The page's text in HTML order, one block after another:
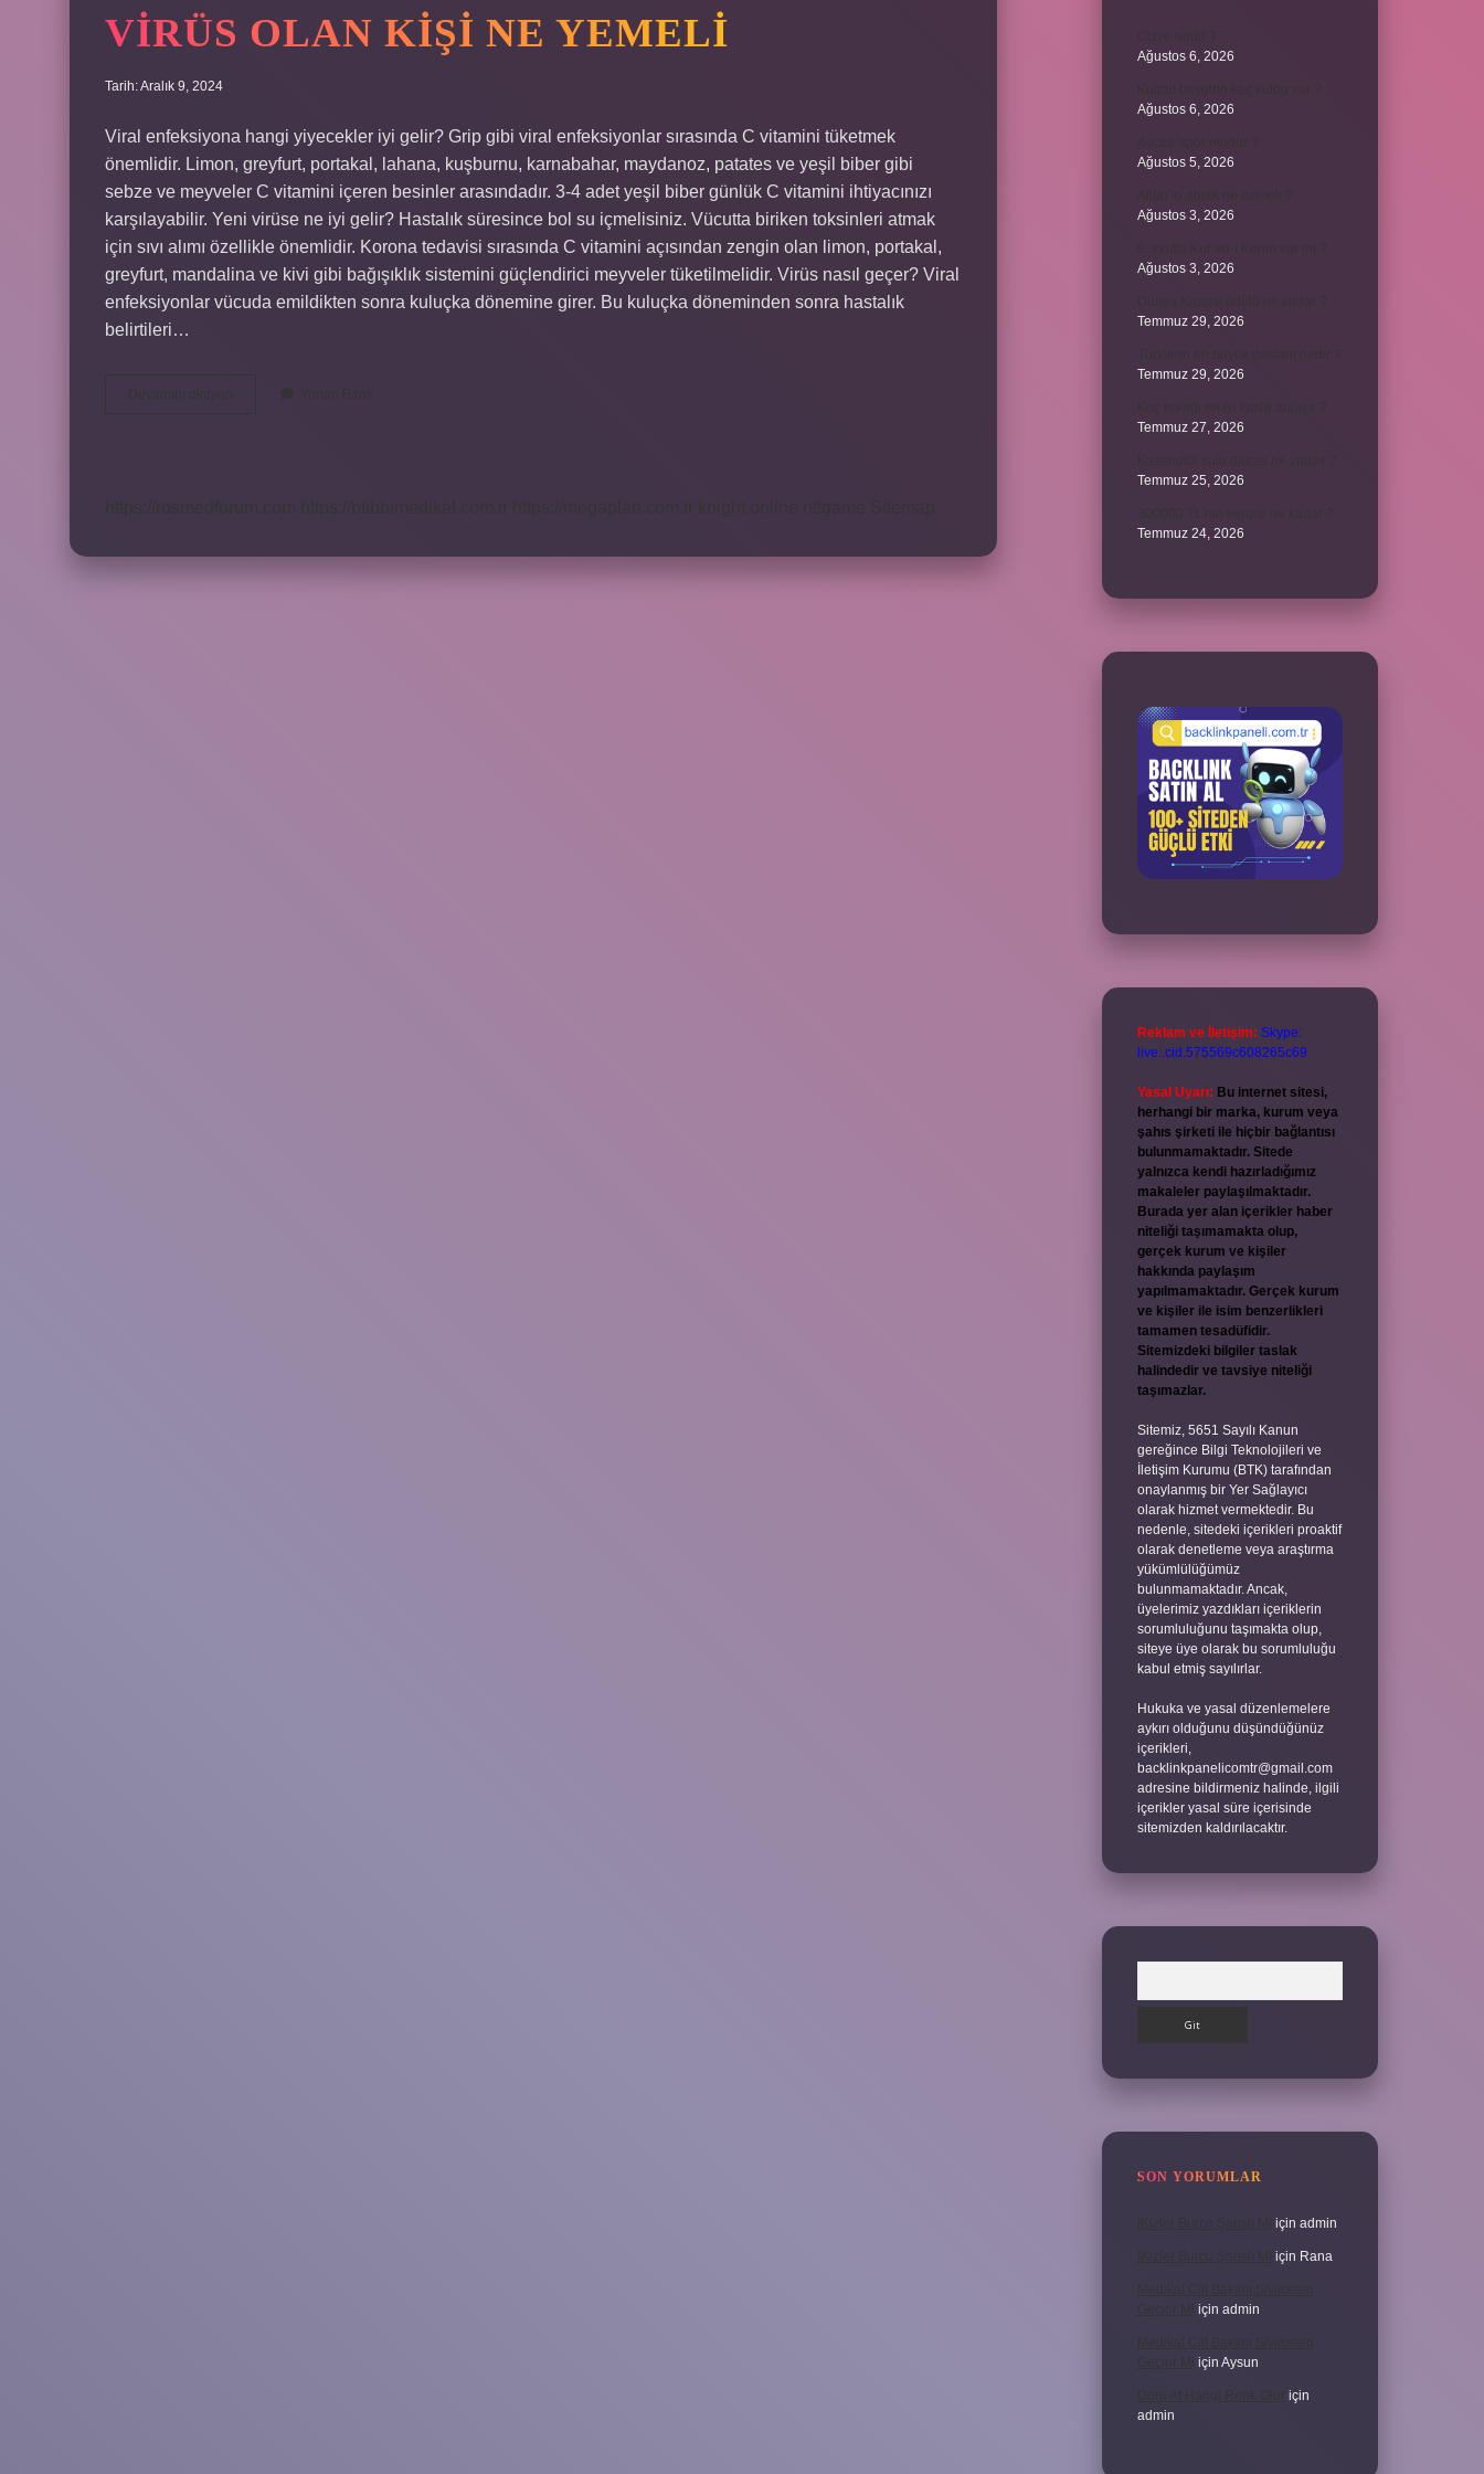
VIRÜS OLAN KIŞI NE YEMELI
Tarih: Aralık 9, 2024
Viral enfeksiyona hangi yiyecekler iyi gelir? Grip gibi viral enfeksiyonlar sırasında C vitamini tüketmek
önemlidir. Limon, greyfurt, portakal, lahana, kuşburnu, karnabahar, maydanoz, patates ve yeşil biber gibi
sebze ve meyveler C vitamini içeren besinler arasındadır. 3-4 adet yeşil biber günlük C vitamini ihtiyacınızı
karşılayabilir. Yeni virüse ne iyi gelir? Hastalık süresince bol su içmelisiniz. Vücutta biriken toksinleri atmak
için sıvı alımı özellikle önemlidir. Korona tedavisi sırasında C vitamini açısından zengin olan limon, portakal,
greyfurt, mandalina ve kivi gibi bağışıklık sistemini güçlendirici meyveler tüketilmelidir. Virüs nasıl geçer? Viral
enfeksiyonlar vücuda emildikten sonra kuluçka dönemine girer. Bu kuluçka döneminden sonra hastalık
belirtileri…
Ağustos 6, 2026
Ağustos 6, 2026
Ağustos 5, 2026
Ağustos 3, 2026
Ağustos 3, 2026
Temmuz 29, 2026
Temmuz 29, 2026
Temmuz 27, 2026
Temmuz 25, 2026
Temmuz 24, 2026
Reklam ve İletişim: Skype:
live:.cid.575569c608265c69
Yasal Uyarı: Bu internet sitesi,
herhangi bir marka, kurum veya
şahıs şirketi ile hiçbir bağlantısı
bulunmamaktadır. Sitede
yalnızca kendi hazırladığımız
makaleler paylaşılmaktadır.
Burada yer alan içerikler haber
niteliği taşımamakta olup,
gerçek kurum ve kişiler
hakkında paylaşım
yapılmamaktadır. Gerçek kurum
ve kişiler ile isim benzerlikleri
tamamen tesadüfidir.
Sitemizdeki bilgiler taslak
halindedir ve tavsiye niteliği
taşımazlar.
Sitemiz, 5651 Sayılı Kanun
gereğince Bilgi Teknolojileri ve
İletişim Kurumu (BTK) tarafından
onaylanmış bir Yer Sağlayıcı
olarak hizmet vermektedir. Bu
nedenle, sitedeki içerikleri proaktif
olarak denetleme veya araştırma
yükümlülüğümüz
bulunmamaktadır. Ancak,
üyelerimiz yazdıkları içeriklerin
sorumluluğunu taşımakta olup,
siteye üye olarak bu sorumluluğu
kabul etmiş sayılırlar.
Hukuka ve yasal düzenlemelere
aykırı olduğunu düşündüğünüz
içerikleri,
backlinkpanelicomtr@gmail.com
adresine bildirmeniz halinde, ilgili
içerikler yasal süre içerisinde
sitemizden kaldırılacaktır.
SON YORUMLAR
İKizler Burcu Şanslı Mı için admin
İKizler Burcu Şanslı Mı için Rana
Medikal Cilt Bakımı Sivilceleri
Geçirir Mi için admin
Medikal Cilt Bakımı Sivilceleri
Geçirir Mi için Aysun
Doru At Hangi Renk Olur için
admin